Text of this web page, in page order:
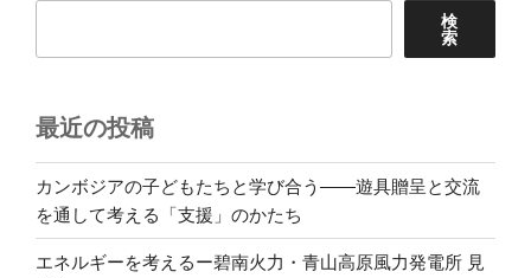
検
索
最近の投稿
カンボジアの子どもたちと学び合う――遊具贈呈と交流
を通して考える「支援」のかたち
エネルギーを考えるー碧南火力・青山高原風力発電所 見